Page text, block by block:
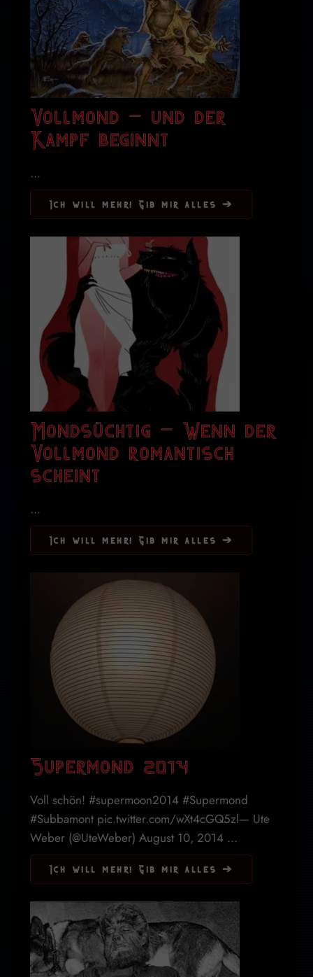
Vollmond – und der
Kampf beginnt
...
Ich will mehr! Gib mir alles ➔
Mondsüchtig – Wenn der
Vollmond romantisch
scheint
...
Ich will mehr! Gib mir alles ➔
Supermond 2014
Voll schön! #supermoon2014 #Supermond
#Subbamont pic.twitter.com/wXt4cGQ5zl— Ute
Weber (@UteWeber) August 10, 2014 ...
Ich will mehr! Gib mir alles ➔